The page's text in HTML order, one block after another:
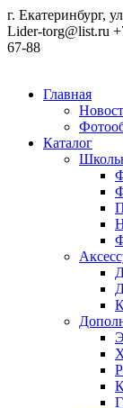
г. Екатеринбург,
Lider-torg@list.ru
67-88
Главная
Каталог